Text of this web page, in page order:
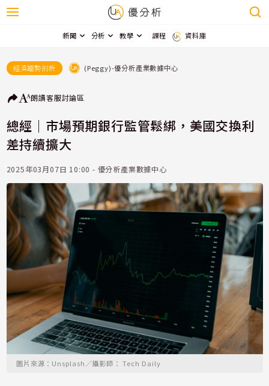
新聞 分析 教學 課程 資料庫
經濟趨勢剖析 (Peggy)-優分析產業數據中心
朗讀客服討論區
總經｜市場預期銀行監管鬆綁，美國交換利
差持續擴大
2025年03月07日 10:00 - 優分析產業數據中心
圖片來源：Unsplash／攝影師： Tech Daily